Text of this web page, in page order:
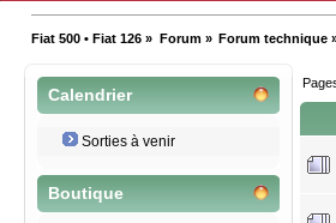
Fiat 500 • Fiat 126 » Forum» Forum technique
Calendrier
Sorties à venir
Boutique